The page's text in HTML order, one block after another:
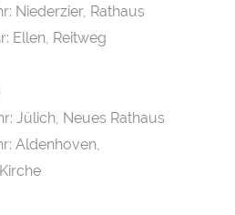
Niederzier, Rathaus
Ellen, Reitweg
Jülich, Neues Rathaus
Aldenhoven,